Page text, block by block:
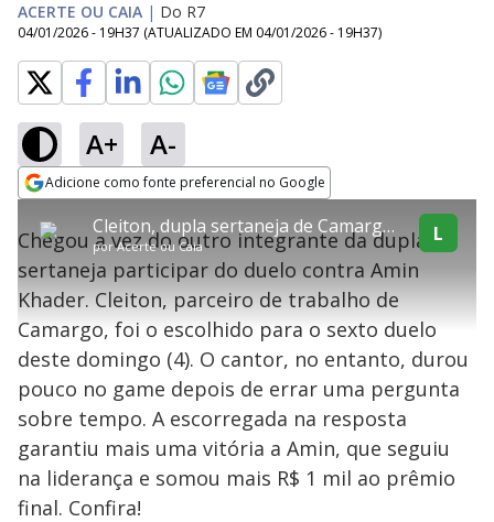
ACERTE OU CAIA | Do R7
04/01/2026 - 19H37 (ATUALIZADO EM 04/01/2026 - 19H37)
A+ A-
Adicione como fonte preferencial no Google
a
window.
modal
be
by
the
Escape
key
activating
close
button.
explore
Conteúdo bloqueado
Lamentamos, mas o vídeo que está tentando assisitr é de exibição
exclusiva em território brasileiro :-(
Cleiton, dupla sertaneja de Camargo, dura pouco no game e garante mais uma vitória a Amin Khader
porAcerte ou Caia
L
Chegou a vez do outro integrante da dupla
sertaneja participar do duelo contra Amin
Khader. Cleiton, parceiro de trabalho de
Camargo, foi o escolhido para o sexto duelo
deste domingo (4). O cantor, no entanto, durou
pouco no game depois de errar uma pergunta
sobre tempo. A escorregada na resposta
garantiu mais uma vitória a Amin, que seguiu
na liderança e somou mais R$ 1 mil ao prêmio
final. Confira!